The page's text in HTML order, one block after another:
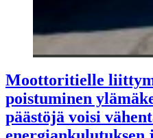
Moottoritielle
poistuminen
päästöjä voisi